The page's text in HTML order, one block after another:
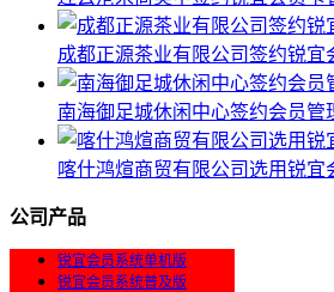
成都正源茶业有限公司签约锐宜
南海御足城休闲中心签约会员管
喀什鸿煊商贸有限公司选用锐宜
公司产品
锐宜会员系统单机版
锐宜会员系统普及版